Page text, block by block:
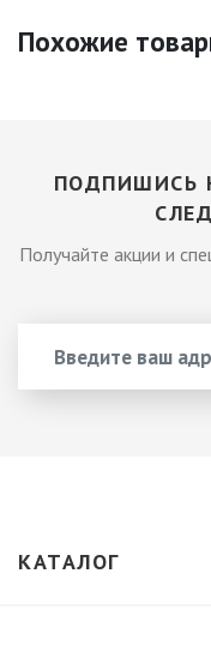
Похожие
ПОДПИШИСЬ
Получайте акции и
КАТАЛОГ